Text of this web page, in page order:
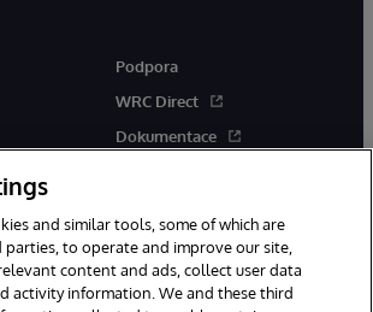
Podpora
WRC Direct
Dokumentace
and similar tools, some of which are
to operate and improve our site,
content and ads, collect user data
activity information. We and these third